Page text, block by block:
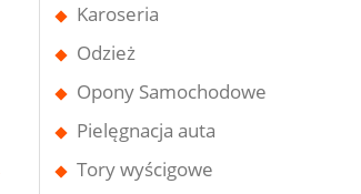
Karoseria
Odzież
Opony Samochodowe
Pielęgnacja auta
Tory wyścigowe